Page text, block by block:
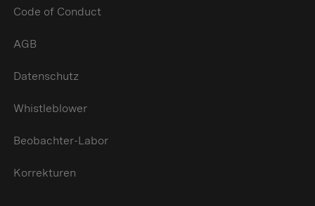
Code of Conduct
AGB
Datenschutz
Whistleblower
Beobachter-Labor
Korrekturen